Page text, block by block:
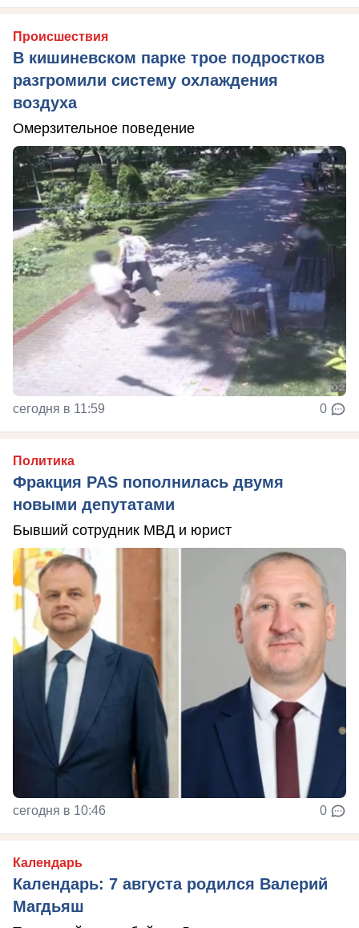
Происшествия
В кишиневском парке трое подростков
разгромили систему охлаждения
воздуха
Омерзительное поведение
сегодня в 11:59 0
Политика
Фракция PAS пополнилась двумя
новыми депутатами
Бывший сотрудник МВД и юрист
сегодня в 10:46 0
Календарь
Календарь: 7 августа родился Валерий
Магдьяш